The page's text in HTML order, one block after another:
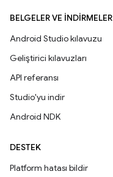
BELGELER VE İNDIRMELER
Android Studio kılavuzu
Geliştirici kılavuzları
API referansı
Studio'yu indir
Android NDK
DESTEK
Platform hatası bildir